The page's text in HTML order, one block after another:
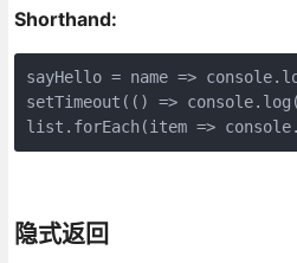
Shorthand:
sayHello = name =>
setTimeout(() =>
list.forEach(item =>
隐式返回